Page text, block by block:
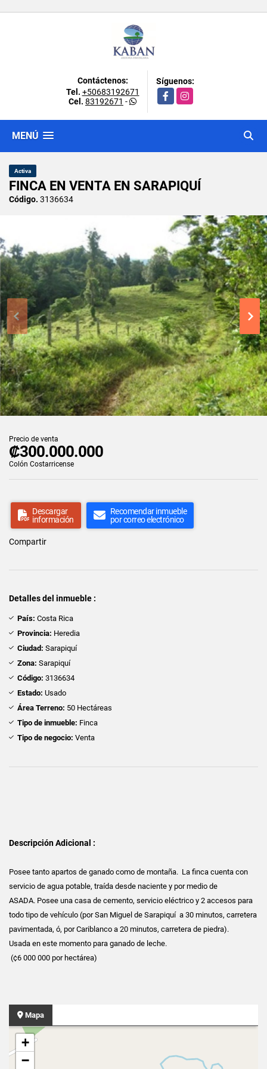
Contáctenos:
Tel. +50683192671
Cel. 83192671 -
Síguenos:
FacebookInstagram
MENÚ
Activa
FINCA EN VENTA EN SARAPIQUÍ
Código. 3136634
Precio de venta
₡300.000.000
Colón Costarricense
Descargar
información
Recomendar inmueble
por correo electrónico
Compartir
Detalles del inmueble :
País: Costa Rica
Provincia: Heredia
Ciudad: Sarapiquí
Zona: Sarapiquí
Código: 3136634
Estado: Usado
Área Terreno: 50 Hectáreas
Tipo de inmueble: Finca
Tipo de negocio: Venta
Descripción Adicional :
Posee tanto apartos de ganado como de montaña. La finca cuenta con
servicio de agua potable, traída desde naciente y por medio de
ASADA. Posee una casa de cemento, servicio eléctrico y 2 accesos para
todo tipo de vehículo (por San Miguel de Sarapiquí a 30 minutos, carretera
pavimentada, ó, por Cariblanco a 20 minutos, carretera de piedra).
Usada en este momento para ganado de leche.
(¢6 000 000 por hectárea)
Mapa
+
−